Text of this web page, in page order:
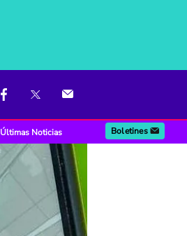
Últimas Noticias Boletines